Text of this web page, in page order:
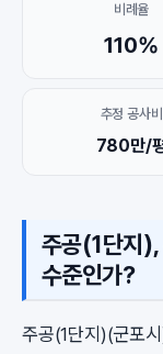
비례율
110%
추정 공사비
780만/
주공(1단지),
수준인가?
주공(1단지)(군포